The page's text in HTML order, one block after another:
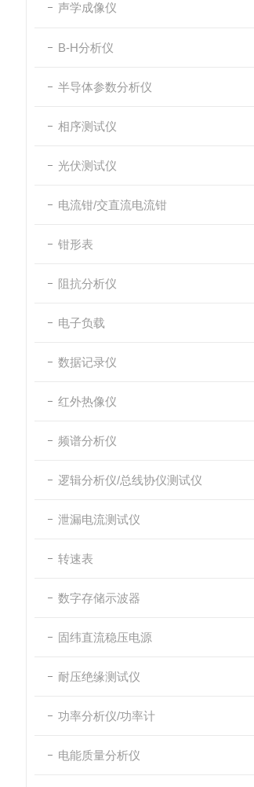
声学成像仪
B-H分析仪
半导体参数分析仪
相序测试仪
光伏测试仪
电流钳/交直流电流钳
钳形表
阻抗分析仪
电子负载
数据记录仪
红外热像仪
频谱分析仪
逻辑分析仪/总线协仪测试仪
泄漏电流测试仪
转速表
数字存储示波器
固纬直流稳压电源
耐压绝缘测试仪
功率分析仪/功率计
电能质量分析仪